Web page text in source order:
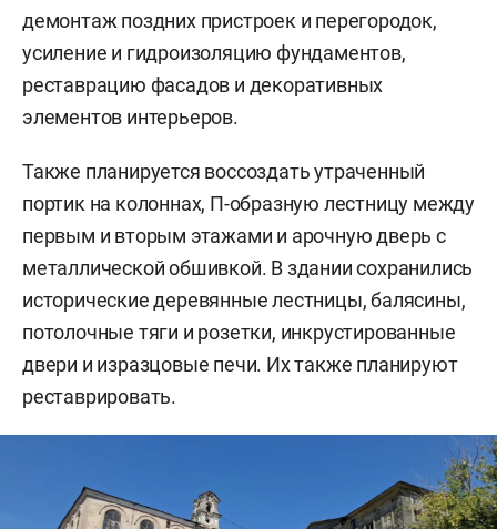
демонтаж поздних пристроек и перегородок,
усиление и гидроизоляцию фундаментов,
реставрацию фасадов и декоративных
элементов интерьеров.
Также планируется воссоздать утраченный
портик на колоннах, П-образную лестницу между
первым и вторым этажами и арочную дверь с
металлической обшивкой. В здании сохранились
исторические деревянные лестницы, балясины,
потолочные тяги и розетки, инкрустированные
двери и изразцовые печи. Их также планируют
реставрировать.